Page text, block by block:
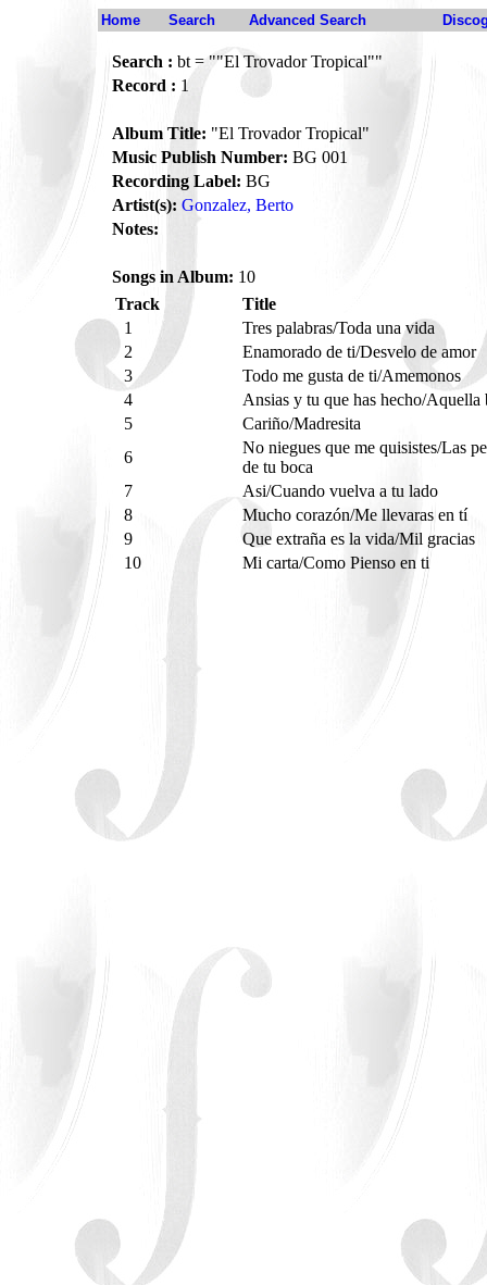
Home Search Advanced Search
Search : bt = ""El Trovador Tropical""
Record : 1
Album Title: "El Trovador Tropical"
Music Publish Number: BG 001
Recording Label: BG
Artist(s): Gonzalez, Berto
Notes:
Songs in Album: 10
Track
Title
1
Tres palabras/Toda una vida
2
Enamorado de ti/Desvelo de amor
3
Todo me gusta de ti/Amemonos
4
Ansias y tu que has hecho/
5
Cariño/Madresita
6
No niegues que me quisistes/Las
de tu boca
7
Asi/Cuando vuelva a tu lado
8
Mucho corazón/Me llevaras en tí
9
Que extraña es la vida/Mil gracias
10
Mi carta/Como Pienso en ti